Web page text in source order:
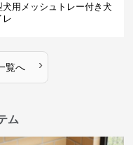
犬用メッシュトレー付き犬
レ
覧へ ›
ム